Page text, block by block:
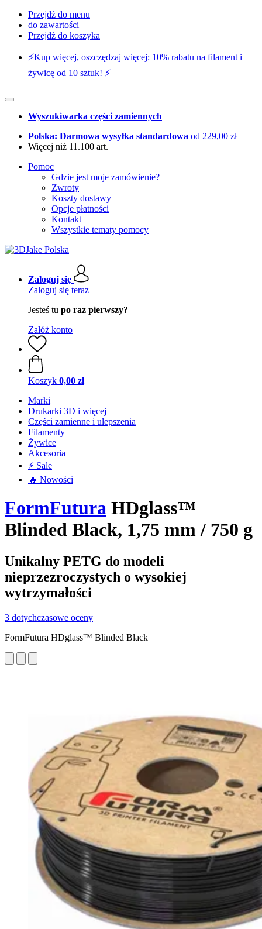
Przejdź do menu
do zawartości
Przejdź do koszyka
⚡️Kup więcej, oszczędzaj więcej: 10% rabatu na filament i
żywicę od 10 sztuk! ⚡️
Wyszukiwarka części zamiennych
Polska: Darmowa wysyłka standardowa od 229,00 zł
Więcej niż 11.100 art.
Pomoc
Gdzie jest moje zamówienie?
Zwroty
Koszty dostawy
Opcje płatności
Kontakt
Wszystkie tematy pomocy
Zaloguj się
Zaloguj się teraz
Jesteś tu po raz pierwszy?
Załóż konto
Koszyk 0,00 zł
Marki
Drukarki 3D i więcej
Części zamienne i ulepszenia
Filamenty
Żywice
Akcesoria
⚡ Sale
🔥 Nowości
FormFutura HDglass™
Blinded Black, 1,75 mm / 750 g
Unikalny PETG do modeli
nieprzezroczystych o wysokiej
wytrzymałości
3 dotychczasowe oceny
FormFutura HDglass™ Blinded Black